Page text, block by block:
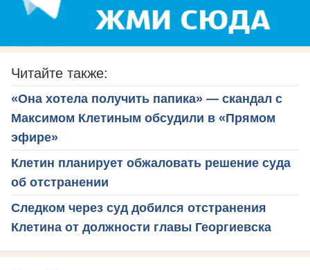
Читайте также:
«Она хотела получить папика» — скандал с
Максимом Клетиным обсудили в «Прямом
эфире»
Клетин планирует обжаловать решение суда
об отстранении
Следком через суд добился отстранения
Клетина от должности главы Георгиевска